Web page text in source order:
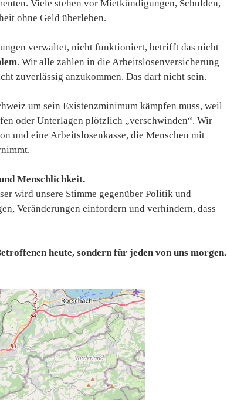
Viele stehen vor Mietkündigungen, Schulden,
ohne Geld überleben.
verwaltet, nicht funktioniert, betrifft das nicht
. Wir alle zahlen in die Arbeitslosenversicherung
zuverlässig anzukommen. Das darf nicht sein.
um sein Existenzminimum kämpfen muss, weil
oder Unterlagen plötzlich „verschwinden“. Wir
und eine Arbeitslosenkasse, die Menschen mit
Menschlichkeit.
wird unsere Stimme gegenüber Politik und
Veränderungen einfordern und verhindern, dass
heute, sondern für jeden von uns morgen.